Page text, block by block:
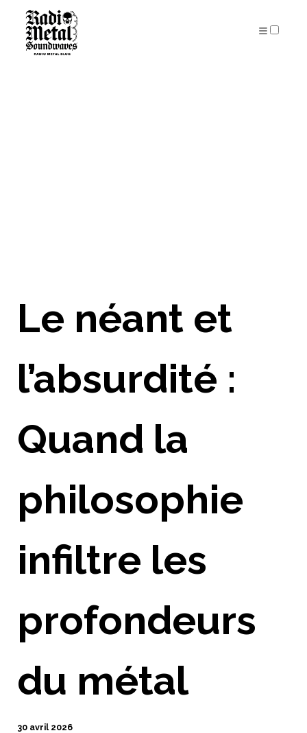
Le néant et
l’absurdité :
Quand la
philosophie
infiltre les
profondeurs
du métal
30 avril 2026